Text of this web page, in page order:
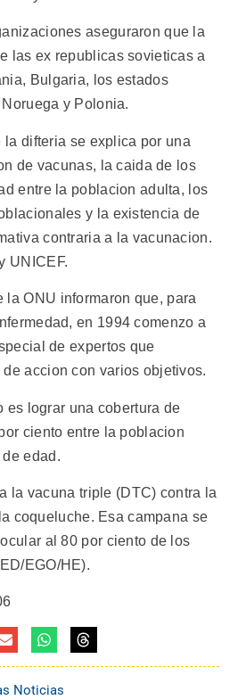
aseguraron que la
las ex republicas sovieticas a
Bulgaria, los estados
y Polonia.
la difteria se explica por una
de vacunas, la caida de los
entre la poblacion adulta, los
y la existencia de
contraria a la vacunacion.
UNICEF.
la ONU informaron que, para
en 1994 comenzo a
de expertos que
accion con varios objetivos.
es lograr una cobertura de
ciento entre la poblacion
edad.
la vacuna triple (DTC) contra la
coqueluche. Esa campana se
al 80 por ciento de los
EGO/HE).
Noticias